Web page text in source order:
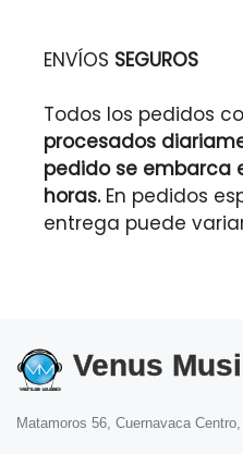
ENVÍOS SEGUROS
Todos los pedidos
procesados
pedido se embarca
horas.En pedidos
entrega puede
Venus
Matamoros 56, Cuernavaca